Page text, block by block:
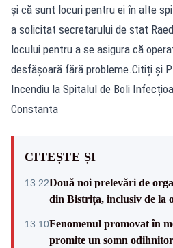
și că sunt locuri pentru ei în alte
a solicitat secretarului de stat
locului pentru a se asigura că
desfășoară fără probleme.Citiți și
Incendiu la Spitalul de Boli
Constanta
CITEȘTE ȘI
13:22Două noi prelevări de
din Bistrița, inclusiv de la
13:10Fenomenul promovat în
promite un somn odihnitor